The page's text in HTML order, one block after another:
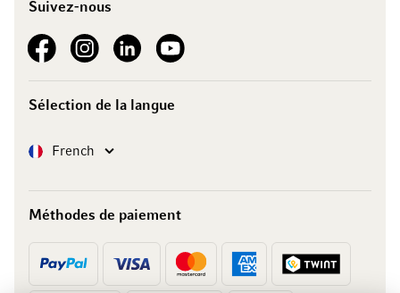
Suivez-nous
See our FacebookSee our Instagram account
See our LinkedInSee our YouTube channel
Sélection de la langue
LangueFrench
Méthodes de paiement